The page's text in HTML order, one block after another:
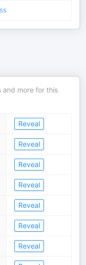
and more for this
Reveal
Reveal
Reveal
Reveal
Reveal
Reveal
Reveal